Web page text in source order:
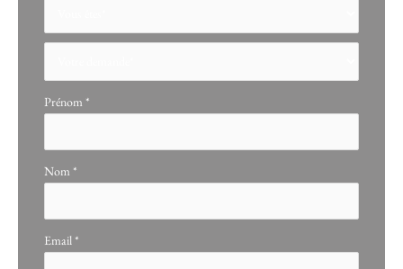
simple
Prénom *
Nom *
Email *